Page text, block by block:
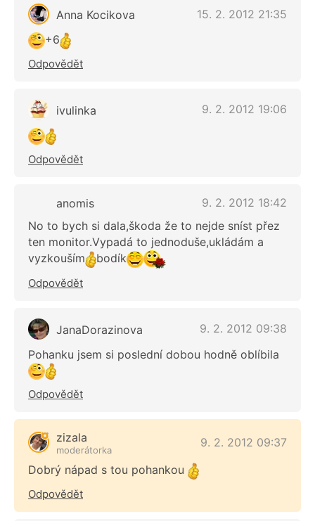
Anna Kocikova
15. 2. 2012 21:35
+6
Odpovědět
ivulinka 9. 2. 2012 19:06
Odpovědět
anomis
9. 2. 2012 18:42
No to bych si dala,škoda že to nejde sníst přez
ten monitor.Vypadá to jednoduše,ukládám a
vyzkouším
bodík
Odpovědět
JanaDorazinova
9. 2. 2012 09:38
Pohanku jsem si poslední dobou hodně oblíbila
Odpovědět
zizala
moderátorka
9. 2. 2012 09:37
Dobrý nápad s tou pohankou
Odpovědět